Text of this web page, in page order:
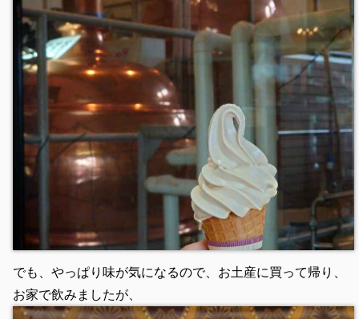
でも、やっぱり味が気になるので、お土産に買って帰り、
お家で飲みましたが、